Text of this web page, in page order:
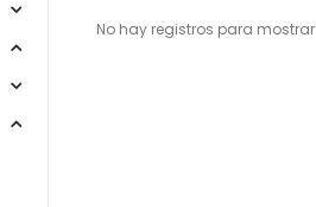
No hay registros para mostrar